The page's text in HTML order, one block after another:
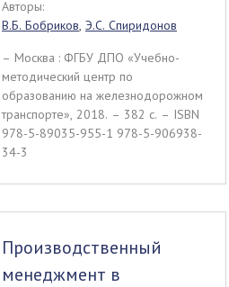
Авторы:
В.Б. Бобриков, Э.С. Спиридонов
– Москва : ФГБУ ДПО «Учебно-
методический центр по
образованию на железнодорожном
транспорте», 2018. – 382 c. – ISBN
978-5-89035-955-1 978-5-906938-
34-3
Производственный
менеджмент в